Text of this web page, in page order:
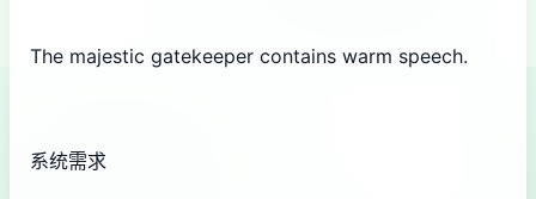
The majestic gatekeeper contains warm speech.
系统需求